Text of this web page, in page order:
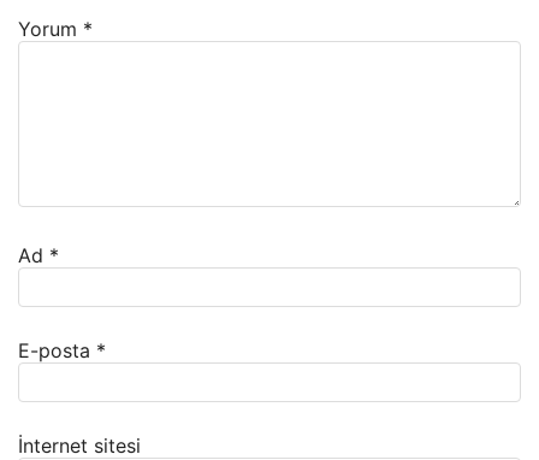
Yorum *
Ad *
E-posta *
İnternet sitesi